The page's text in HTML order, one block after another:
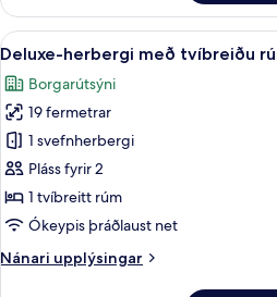
yfir
port
herbergi
með
tvíbreiðu
-
útsýni
yfir
port
Skoða
allar
myndir
fyrir
Deluxe-
herbergi
með
tvíbreiðu
-
13
Deluxe-herbergi með tvíbreiðu
Borgarútsýni
19 fermetrar
1 svefnherbergi
Pláss fyrir 2
1 tvíbreitt rúm
Ókeypis þráðlaust net
Nánari upplýsingar
Nánari